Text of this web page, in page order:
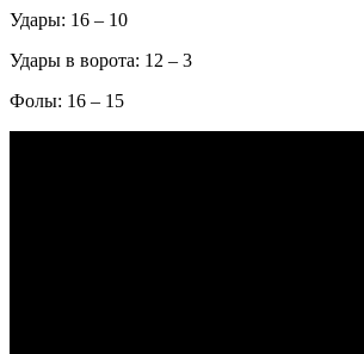
Удары: 16 – 10
Удары в ворота: 12 – 3
Фолы: 16 – 15